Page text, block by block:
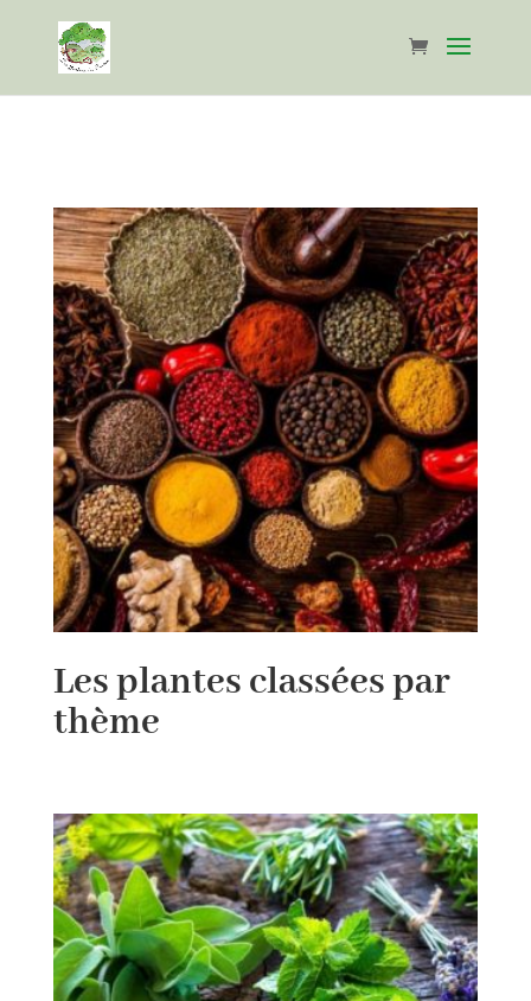
Les plantes classées par
thème